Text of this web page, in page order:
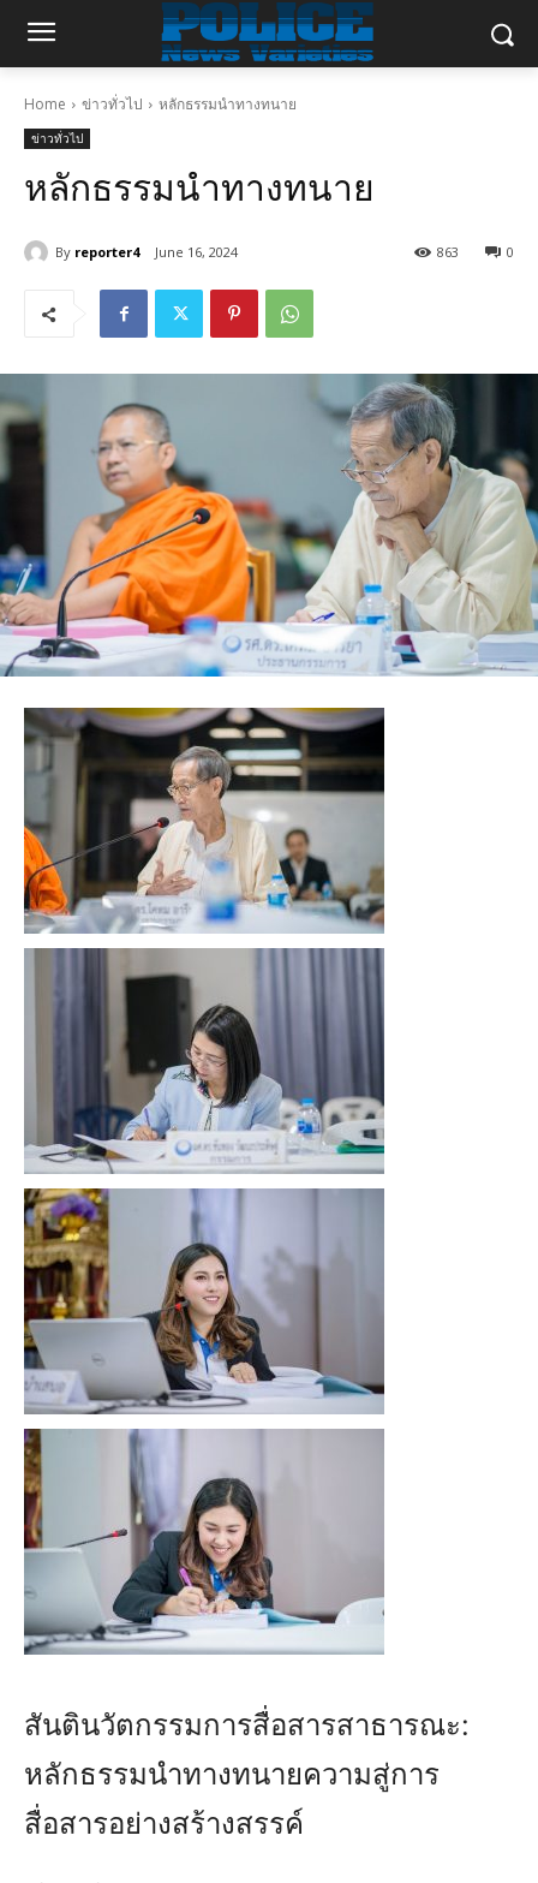
Home ข่าวทั่วไป หลักธรรมนำทางทนาย
ข่าวทั่วไป
หลักธรรมนำทางทนาย
By reporter4 June 16, 2024 0
863
สันตินวัตกรรมการสื่อสารสาธารณะ:
หลักธรรมนำทางทนายความสู่การ
สื่อสารอย่างสร้างสรรค์